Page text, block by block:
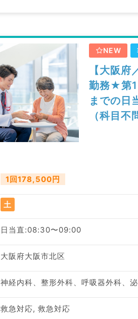
NEW
【大阪
勤務★第
までの日
（科目不
1回178,500円
土
日当直:08:30〜09:00
大阪府大阪市北区
救急対応, 救急対応